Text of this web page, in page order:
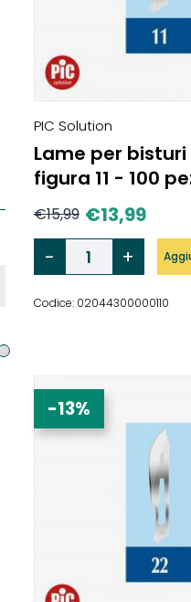
PIC Solution
Lame per
figura 11 - 100
€15,99 €13,99
Codice: 02044300000110
-13%